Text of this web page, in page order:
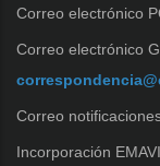
Correo electrónico
Correo electrónico
Correo
Incorporación